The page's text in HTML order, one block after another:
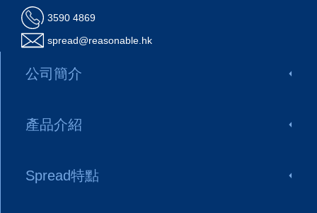
3590 4869
spread@reasonable.hk
公司簡介
產品介紹
Spread特點